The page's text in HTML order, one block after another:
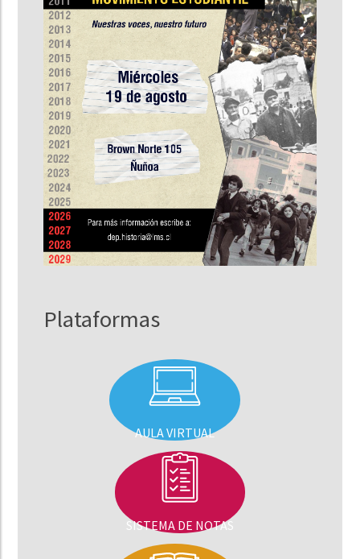
Plataformas
AULA VIRTUAL
SISTEMA DE NOTAS